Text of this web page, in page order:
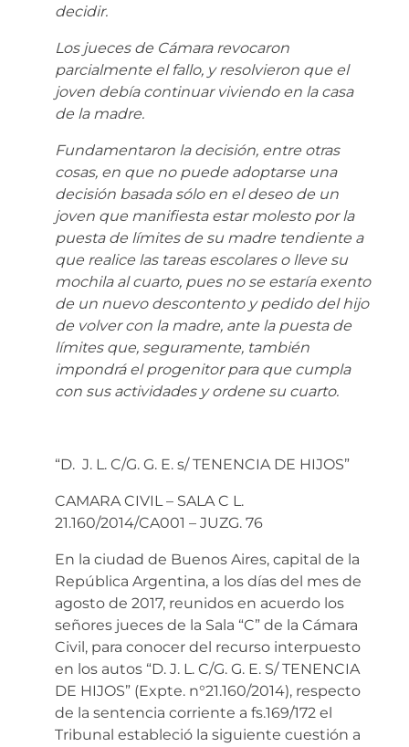
decidir.
Los jueces de Cámara revocaron
parcialmente el fallo, y resolvieron que el
joven debía continuar viviendo en la casa
de la madre.
Fundamentaron la decisión, entre otras
cosas, en que no puede adoptarse una
decisión basada sólo en el deseo de un
joven que manifiesta estar molesto por la
puesta de límites de su madre tendiente a
que realice las tareas escolares o lleve su
mochila al cuarto, pues no se estaría exento
de un nuevo descontento y pedido del hijo
de volver con la madre, ante la puesta de
límites que, seguramente, también
impondrá el progenitor para que cumpla
con sus actividades y ordene su cuarto.
“D. J. L. C/G. G. E. s/ TENENCIA DE HIJOS”
CAMARA CIVIL – SALA C L.
21.160/2014/CA001 – JUZG. 76
En la ciudad de Buenos Aires, capital de la
República Argentina, a los días del mes de
agosto de 2017, reunidos en acuerdo los
señores jueces de la Sala “C” de la Cámara
Civil, para conocer del recurso interpuesto
en los autos “D. J. L. C/G. G. E. S/ TENENCIA
DE HIJOS” (Expte. n°21.160/2014), respecto
de la sentencia corriente a fs.169/172 el
Tribunal estableció la siguiente cuestión a